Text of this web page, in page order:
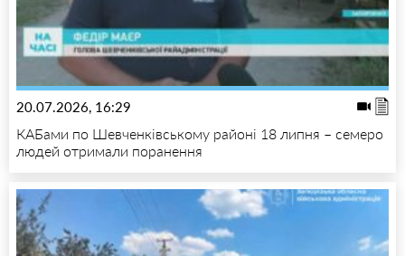
20.07.2026, 16:29
КАБами по Шевченківському районі 18 липня – семеро
людей отримали поранення